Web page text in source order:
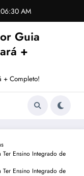
AM
Guia
+
+ Completo!
Ter Ensino Integrado de
Ter Ensino Integrado de